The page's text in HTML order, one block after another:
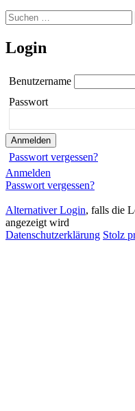
Suchen
nach:
Login
Benutzername
Passwort
Passwort vergessen?
Anmelden
Passwort vergessen?
Alternativer Login, falls die
angezeigt wird
Datenschutzerklärung Stolz